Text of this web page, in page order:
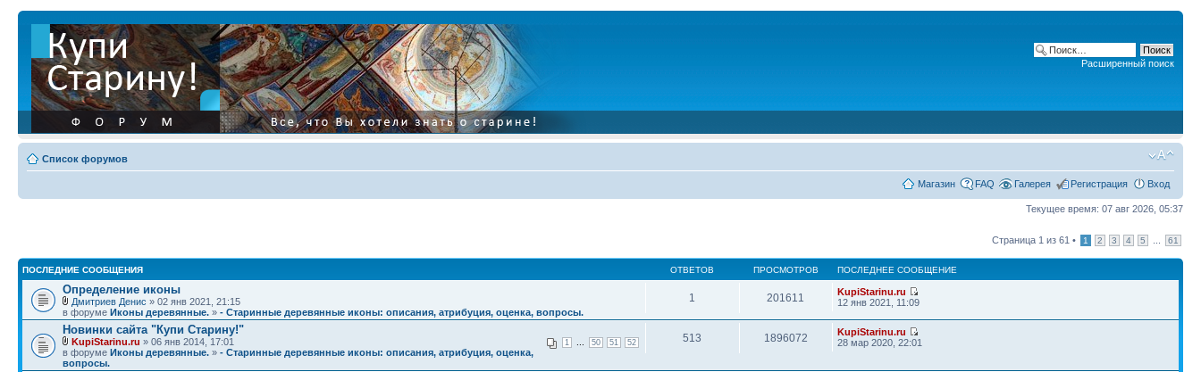
Расширенный поиск
Список форумов
Магазин FAQ Галерея Регистрация Вход
Текущее время: 07 авг 2026, 05:37
Страница 1 из 61 • 1 2 3 4 5 61
ПОСЛЕДНИЕ СООБЩЕНИЯ ОТВЕТОВ ПРОСМОТРОВ ПОСЛЕДНЕЕ СООБЩЕНИЕ
Определение иконы
Дмитриев Денис » 02 янв 2021, 21:15
в форуме Иконы деревянные. » - Старинные деревянные иконы: описания, атрибуция, оценка, вопросы.
1 201611
KupiStarinu.ru
12 янв 2021, 11:09
Новинки сайта "Купи Старину!"
1 50 51 52
KupiStarinu.ru » 06 янв 2014, 17:01
в форуме Иконы деревянные. » - Старинные деревянные иконы: описания, атрибуция, оценка,
вопросы.
513 1896072
KupiStarinu.ru
28 мар 2020, 22:01